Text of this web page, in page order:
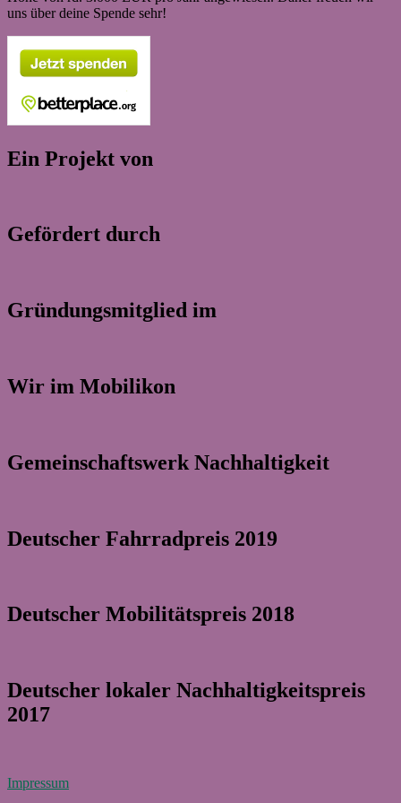
uns über deine Spende sehr!
Ein Projekt von
Gefördert durch
Gründungsmitglied im
Wir im Mobilikon
Gemeinschaftswerk Nachhaltigkeit
Deutscher Fahrradpreis 2019
Deutscher Mobilitätspreis 2018
Deutscher lokaler Nachhaltigkeitspreis
2017
Impressum